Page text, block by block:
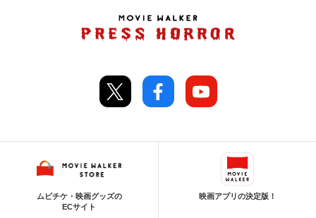
ムビチケ・映画グッズの
ECサイト
映画アプリの決定版！